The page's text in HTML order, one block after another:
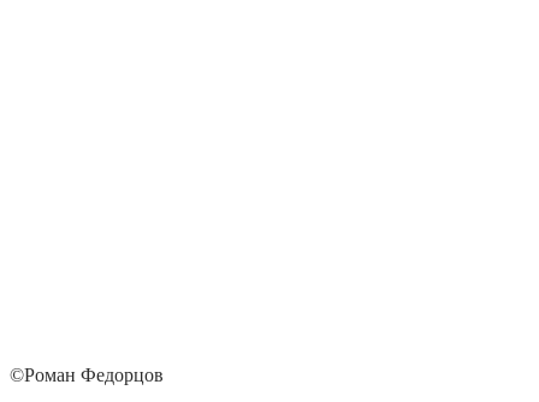
©Роман Федорцов